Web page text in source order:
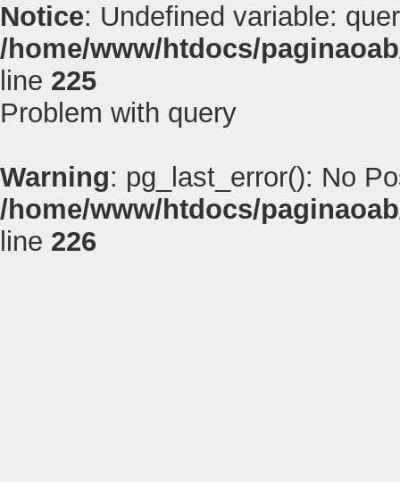
Notice: Undefined variable:
/home/www/htdocs/
line 225
Problem with query
Warning: pg_last_error(): No
/home/www/htdocs/
line 226